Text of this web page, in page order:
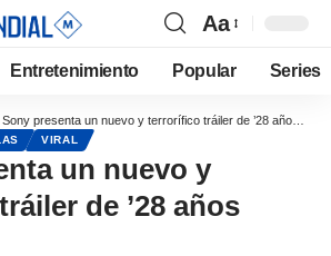
Aa
Entretenimiento Popular Series
Sony presenta un nuevo y terrorífico tráiler de ’28 años después’
VIRAL
un nuevo y
de ’28 años